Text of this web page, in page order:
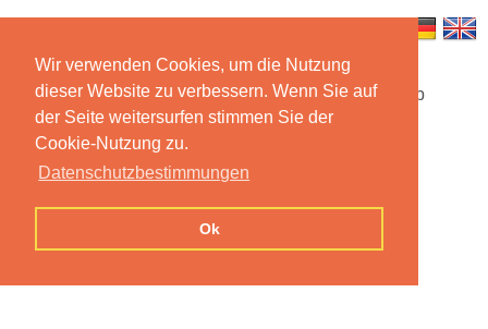
Wir verwenden Cookies, um die Nutzung
dieser Website zu verbessern. Wenn Sie auf
der Seite weitersurfen stimmen Sie der
Cookie-Nutzung zu.
Datenschutzbestimmungen
Ok
Startseite Funktionen Mobile App
Preise
Kontakt Impressum